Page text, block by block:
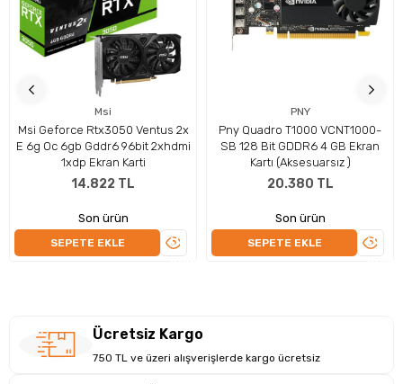
Msi
Msi Geforce Rtx3050 Ventus 2x
E 6g Oc 6gb Gddr6 96bit 2xhdmi
1xdp Ekran Karti
14.822 TL
SEPETE EKLE
ÜRÜNÜ
Son ürün
PNY
Pny Quadro T1000 VCNT1000-
SB 128 Bit GDDR6 4 GB Ekran
Kartı (Aksesuarsız )
20.380 TL
SEPETE EKLE
Son ürün
Ücretsiz Kargo
750 TL ve üzeri alışverişlerde kargo ücretsiz